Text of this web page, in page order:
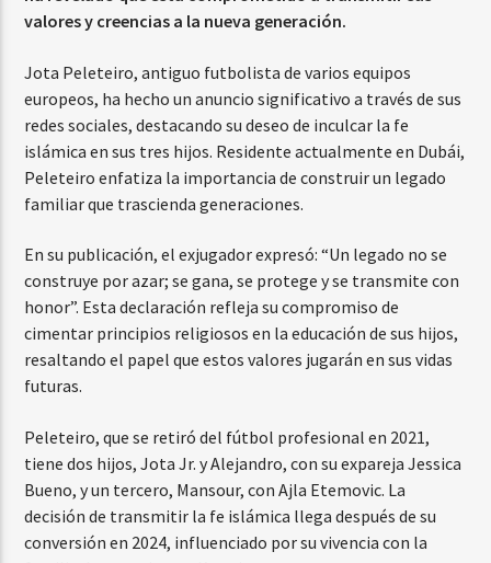
valores y creencias a la nueva generación.
Jota Peleteiro, antiguo futbolista de varios equipos
europeos, ha hecho un anuncio significativo a través de sus
redes sociales, destacando su deseo de inculcar la fe
islámica en sus tres hijos. Residente actualmente en Dubái,
Peleteiro enfatiza la importancia de construir un legado
familiar que trascienda generaciones.
En su publicación, el exjugador expresó: “Un legado no se
construye por azar; se gana, se protege y se transmite con
honor”. Esta declaración refleja su compromiso de
cimentar principios religiosos en la educación de sus hijos,
resaltando el papel que estos valores jugarán en sus vidas
futuras.
Peleteiro, que se retiró del fútbol profesional en 2021,
tiene dos hijos, Jota Jr. y Alejandro, con su expareja Jessica
Bueno, y un tercero, Mansour, con Ajla Etemovic. La
decisión de transmitir la fe islámica llega después de su
conversión en 2024, influenciado por su vivencia con la